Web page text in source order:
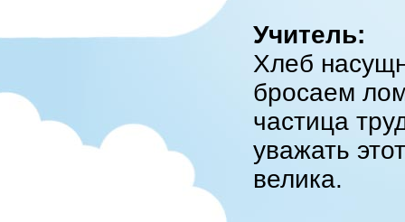
Учитель:
Хлеб
бросаем
частица
уважать
велика.